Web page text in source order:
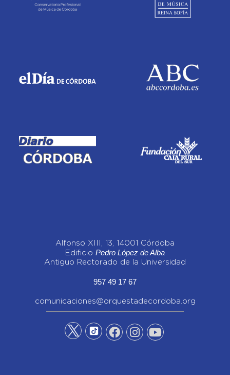
Alfonso XIII, 13, 14001 Córdoba
Edificio Pedro López de Alba
Antiguo Rectorado de la Universidad
957 49 17 67
comunicaciones@orquestadecordoba.org